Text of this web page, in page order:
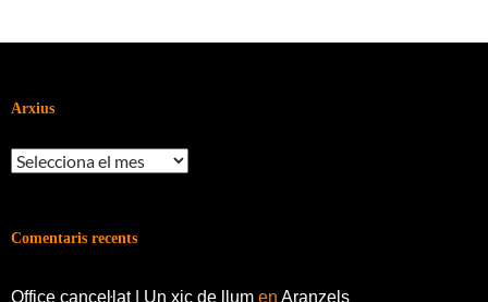
Arxius
Arxius
Comentaris recents
Office canceŀlat | Un xic de llum en Aranzels